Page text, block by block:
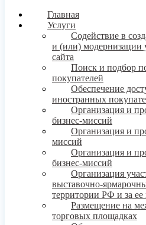
Главная
Услуги
Содействие в
и (или) модернизации
сайта
Поиск и подбор
покупателей
Обеспечение
иностранных
Организация и
бизнес-миссий
Организация и
миссий
Организация и
бизнес-миссий
Организация
выставочно-
территории РФ и за ее
Размещение на
торговых площадках